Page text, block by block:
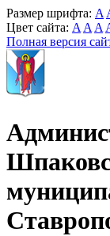
Размер шрифта: A
Цвет сайта: A A A
Полная версия